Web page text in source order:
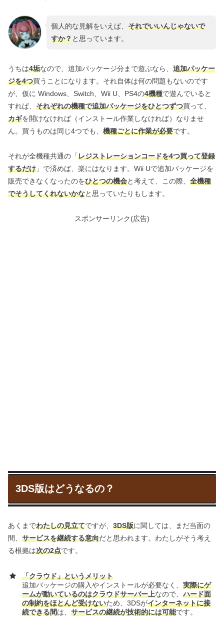
個人的な見解をいえば、 それでいいんじゃないで
すか？と思っています。
うちは4垢なので、追加パッケージ分まで遊ぶなら、 追加パッケー
ジを4つ買うことになります。それ自体は何の問題もないのです
が、仮に Windows、Switch、Wii U、PS4の4機種で遊んでいると
すれば、 それぞれの機種で追加パッケージをひとつずつ買って、
カギを開けなければ（インストール作業しなければ）なりませ
ん。買うものは同じ4つでも、 機種ごとに作業が必要です。
それが全機種共通の「レジストレーションコードを4つ買って登録
するだけ 」で済めば、楽にはなります。Wii Uで追加パッケージを
販売できなくなったのをひとつの機会と考えて、この際、 全機種
でそうしてくれないかなと思っていたりもします。
スポンサーリンク(広告)
3DS版はどうなるの？
あくまでわたしの見立てですが、 3DS版に関しては、まだ当面の
間、 サービスを継続する意向だと思われます。わたしがそう考え
る根拠は次の2点です。
「クラウド」というメリット
追加パッケージの購入やインストールが必要なく、 実際にゲ
ームが動いているのはクラウドサーバー上なので、 ハード面
の制約をほとんど受けないため、3DSがインターネットに接
続できる間は、 サービスの継続が技術的には可能です。